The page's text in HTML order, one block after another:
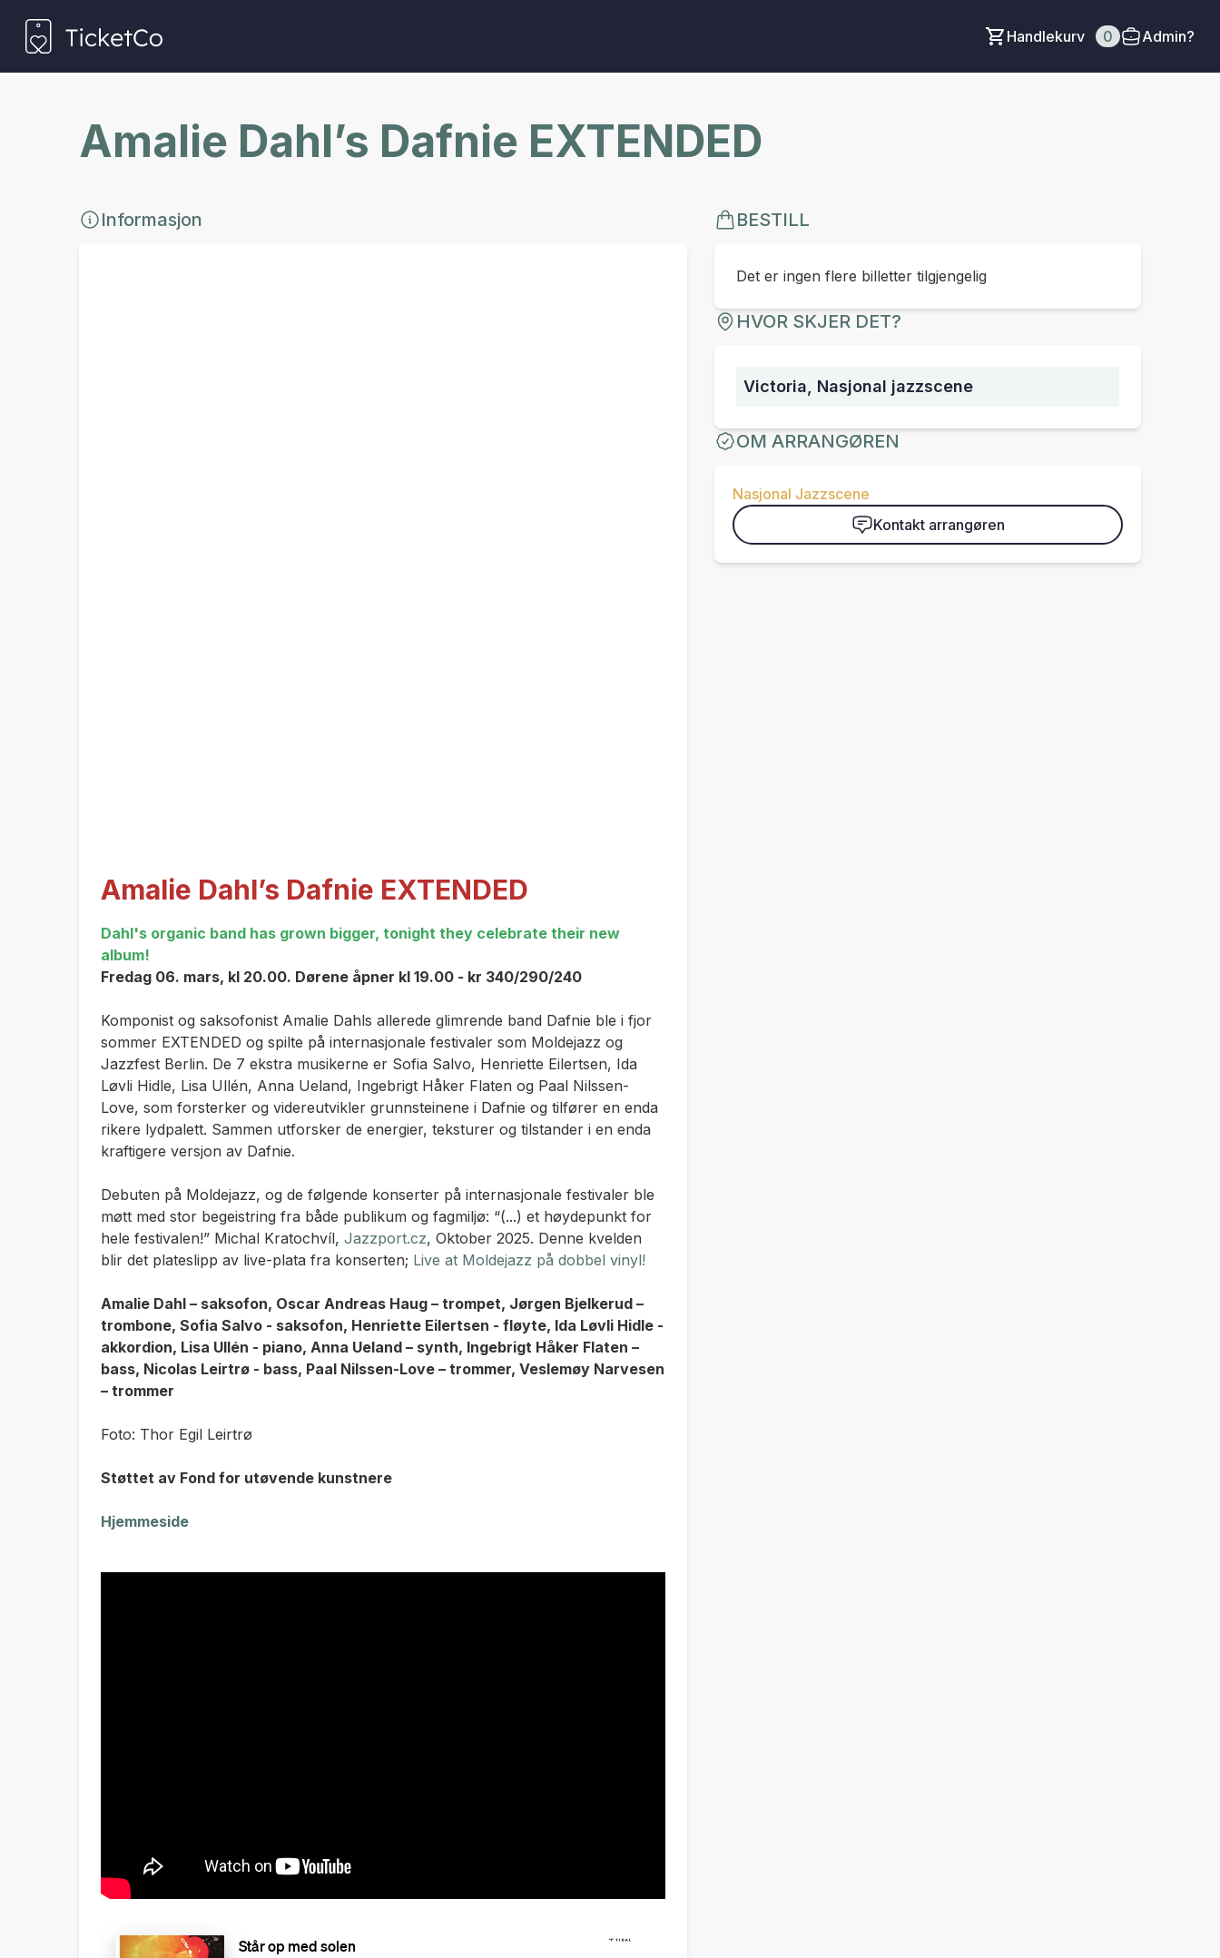
Handlekurv 0 Admin?
Amalie Dahl’s Dafnie EXTENDED
Informasjon
Amalie Dahl’s Dafnie EXTENDED
Dahl's organic band has grown bigger, tonight they celebrate their new
album!
Fredag 06. mars, kl 20.00. Dørene åpner kl 19.00 - kr 340/290/240
Komponist og saksofonist Amalie Dahls allerede glimrende band Dafnie ble i fjor
sommer EXTENDED og spilte på internasjonale festivaler som Moldejazz og
Jazzfest Berlin. De 7 ekstra musikerne er Sofia Salvo, Henriette Eilertsen, Ida
Løvli Hidle, Lisa Ullén, Anna Ueland, Ingebrigt Håker Flaten og Paal Nilssen-
Love, som forsterker og videreutvikler grunnsteinene i Dafnie og tilfører en enda
rikere lydpalett. Sammen utforsker de energier, teksturer og tilstander i en enda
kraftigere versjon av Dafnie.
Debuten på Moldejazz, og de følgende konserter på internasjonale festivaler ble
møtt med stor begeistring fra både publikum og fagmiljø: “(...) et høydepunkt for
hele festivalen!” Michal Kratochvíl, Jazzport.cz, Oktober 2025. Denne kvelden
blir det plateslipp av live-plata fra konserten; Live at Moldejazz på dobbel vinyl!
Amalie Dahl – saksofon, Oscar Andreas Haug – trompet, Jørgen Bjelkerud –
trombone, Sofia Salvo - saksofon, Henriette Eilertsen - fløyte, Ida Løvli Hidle -
akkordion, Lisa Ullén - piano, Anna Ueland – synth, Ingebrigt Håker Flaten –
bass, Nicolas Leirtrø - bass, Paal Nilssen-Love – trommer, Veslemøy Narvesen
– trommer
Foto: Thor Egil Leirtrø
Støttet av Fond for utøvende kunstnere
Hjemmeside
BESTILL
Det er ingen flere billetter tilgjengelig
HVOR SKJER DET?
Victoria, Nasjonal jazzscene
OM ARRANGØREN
Nasjonal Jazzscene
Kontakt arrangøren